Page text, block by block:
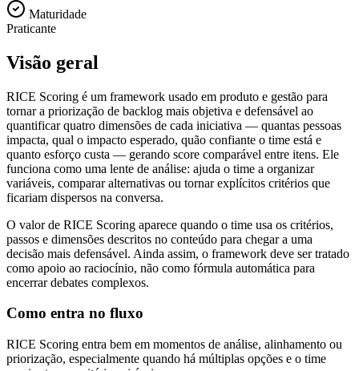
Maturidade
Praticante
Visão geral
RICE Scoring é um framework usado em produto e gestão para
tornar a priorização de backlog mais objetiva e defensável ao
quantificar quatro dimensões de cada iniciativa — quantas pessoas
impacta, qual o impacto esperado, quão confiante o time está e
quanto esforço custa — gerando score comparável entre itens. Ele
funciona como uma lente de análise: ajuda o time a organizar
variáveis, comparar alternativas ou tornar explícitos critérios que
ficariam dispersos na conversa.
O valor de RICE Scoring aparece quando o time usa os critérios,
passos e dimensões descritos no conteúdo para chegar a uma
decisão mais defensável. Ainda assim, o framework deve ser tratado
como apoio ao raciocínio, não como fórmula automática para
encerrar debates complexos.
Como entra no fluxo
RICE Scoring entra bem em momentos de análise, alinhamento ou
priorização, especialmente quando há múltiplas opções e o time